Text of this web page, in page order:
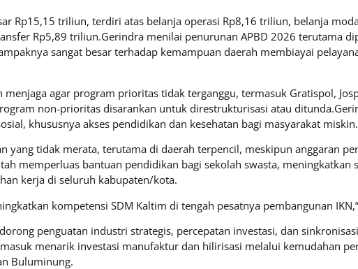
Rp15,15 triliun, terdiri atas belanja operasi Rp8,16 triliun, belanja
Rp5,89 triliun.Gerindra menilai penurunan APBD 2026 terutama
sangat besar terhadap kemampuan daerah membiayai
agar program prioritas tidak terganggu, termasuk Gratispol,
non-prioritas disarankan untuk direstrukturisasi atau
khususnya akses pendidikan dan kesehatan bagi masyarakat miskin.
yang tidak merata, terutama di daerah terpencil, meskipun anggaran
memperluas bantuan pendidikan bagi sekolah swasta, meningkatkan
kerja di seluruh kabupaten/kota.
kompetensi SDM Kaltim di tengah pesatnya pembangunan
penguatan industri strategis, percepatan investasi, dan
menarik investasi manufaktur dan hilirisasi melalui kemudahan
Buluminung.